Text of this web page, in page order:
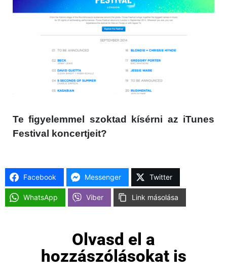
Te figyelemmel szoktad kísérni az iTunes
Festival koncertjeit?
Facebook Messenger Twitter
WhatsApp Viber Link másolása
Olvasd el a
hozzászólásokat is